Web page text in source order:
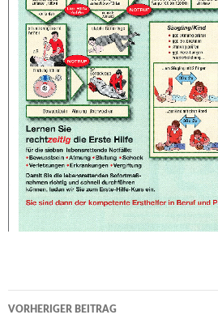
Beitrags-
VORHERIGER BEITRAG